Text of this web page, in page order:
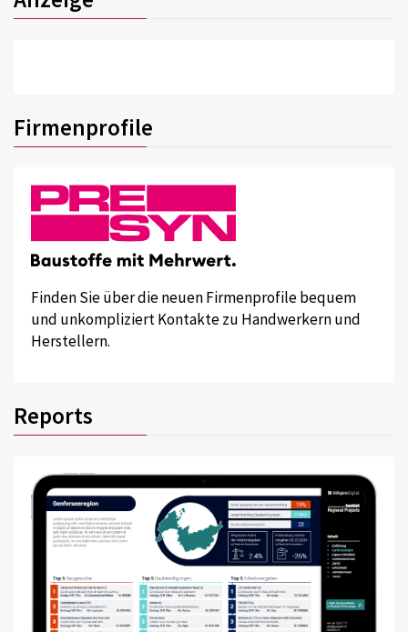
Firmenprofile
Finden Sie über die neuen Firmenprofile bequem
und unkompliziert Kontakte zu Handwerkern und
Herstellern.
Reports